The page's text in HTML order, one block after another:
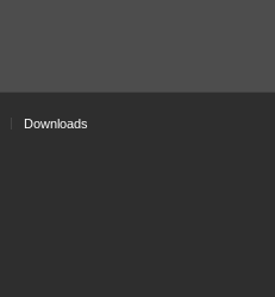
Downloads